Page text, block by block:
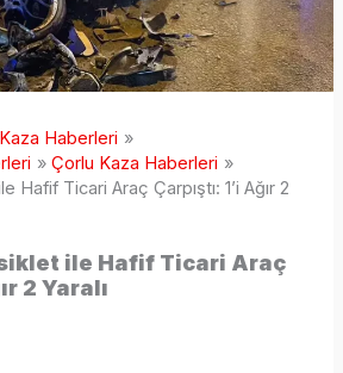
Haberleri
Çorlu Kaza Haberleri
Hafif Ticari Araç Çarpıştı: 1’i Ağır 2
ile Hafif Ticari Araç
2 Yaralı